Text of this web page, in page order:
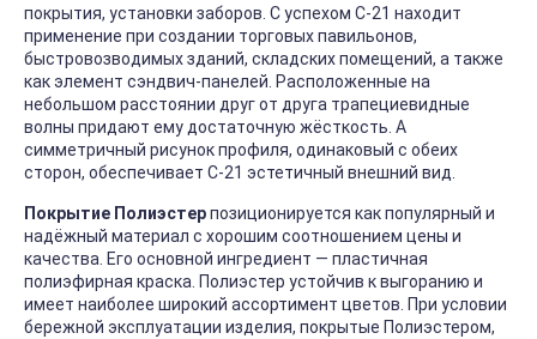
покрытия, установки заборов. С успехом С-21 находит
применение при создании торговых павильонов,
быстровозводимых зданий, складских помещений, а также
как элемент сэндвич-панелей. Расположенные на
небольшом расстоянии друг от друга трапециевидные
волны придают ему достаточную жёсткость. А
симметричный рисунок профиля, одинаковый с обеих
сторон, обеспечивает С-21 эстетичный внешний вид.
Покрытие Полиэстерпозиционируется как популярный и
надёжный материал с хорошим соотношением цены и
качества. Его основной ингредиент — пластичная
полиэфирная краска. Полиэстер устойчив к выгоранию и
имеет наиболее широкий ассортимент цветов. При условии
бережной эксплуатации изделия, покрытые Полиэстером,